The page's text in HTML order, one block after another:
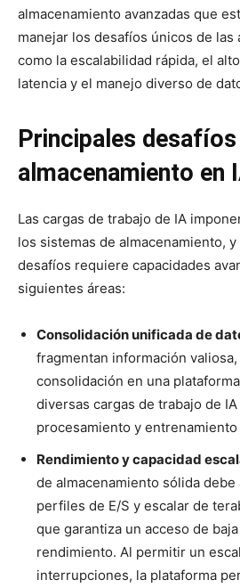
almacenamiento avanzadas que
manejar los desafíos únicos de las
como la escalabilidad rápida, el
latencia y el manejo diverso de
Principales
almacenamiento en
Las cargas de trabajo de IA
los sistemas de almacenamiento,
desafíos requiere capacidades
siguientes áreas:
Consolidación unificada de
fragmentan información
consolidación en una
diversas cargas de trabajo de IA
procesamiento y
Rendimiento y capacidad
de almacenamiento sólida
perfiles de E/S y escalar de
que garantiza un acceso de
rendimiento. Al permitir un
interrupciones, la plataforma